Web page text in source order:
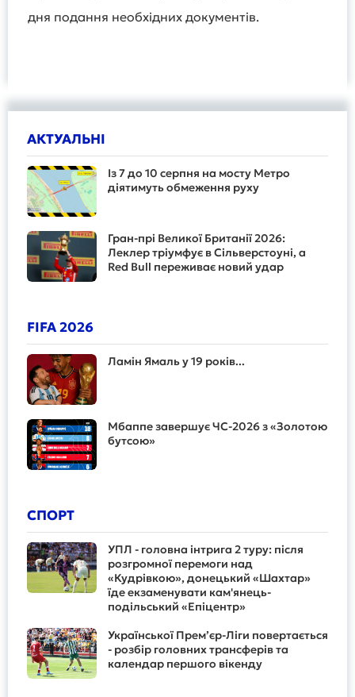
дня подання необхідних документів.
АКТУАЛЬНІ
Із 7 до 10 серпня на мосту Метро
діятимуть обмеження руху
Гран-прі Великої Британії 2026:
Леклер тріумфує в Сільверстоуні, а
Red Bull переживає новий удар
FIFA 2026
Ламін Ямаль у 19 років...
Мбаппе завершує ЧС-2026 з «Золотою
бутсою»
СПОРТ
УПЛ - головна інтрига 2 туру: після
розгромної перемоги над
«Кудрівкою», донецький «Шахтар»
їде екзаменувати кам'янець-
подільський «Епіцентр»
Української Прем’єр-Ліги повертається
- розбір головних трансферів та
календар першого вікенду